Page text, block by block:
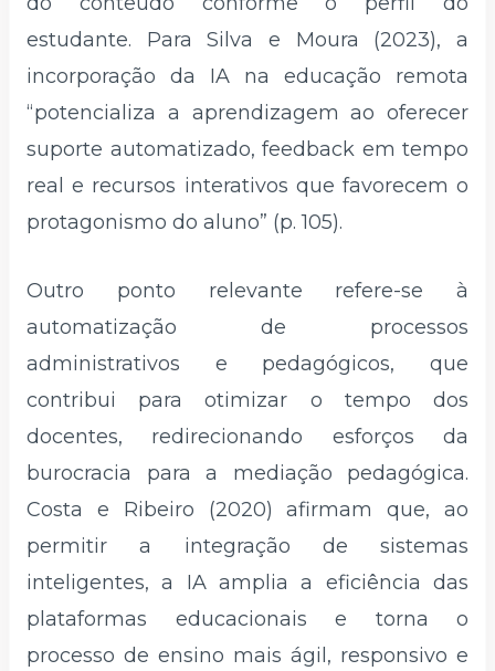
estudante. Para Silva e Moura (2023), a
incorporação da IA na educação remota
“potencializa a aprendizagem ao oferecer
suporte automatizado, feedback em tempo
real e recursos interativos que favorecem o
protagonismo do aluno” (p. 105).
Outro ponto relevante refere-se à
automatização de processos
administrativos e pedagógicos, que
contribui para otimizar o tempo dos
docentes, redirecionando esforços da
burocracia para a mediação pedagógica.
Costa e Ribeiro (2020) afirmam que, ao
permitir a integração de sistemas
inteligentes, a IA amplia a eficiência das
plataformas educacionais e torna o
processo de ensino mais ágil, responsivo e